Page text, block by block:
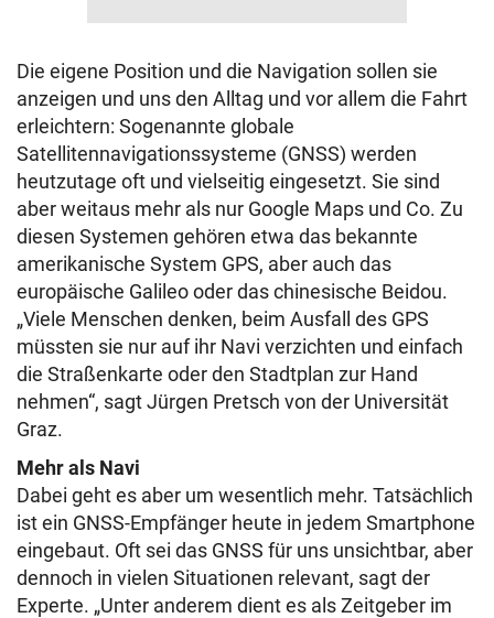
Die eigene Position und die Navigation sollen sie
anzeigen und uns den Alltag und vor allem die Fahrt
erleichtern: Sogenannte globale
Satellitennavigationssysteme (GNSS) werden
heutzutage oft und vielseitig eingesetzt. Sie sind
aber weitaus mehr als nur Google Maps und Co. Zu
diesen Systemen gehören etwa das bekannte
amerikanische System GPS, aber auch das
europäische Galileo oder das chinesische Beidou.
„Viele Menschen denken, beim Ausfall des GPS
müssten sie nur auf ihr Navi verzichten und einfach
die Straßenkarte oder den Stadtplan zur Hand
nehmen“, sagt Jürgen Pretsch von der Universität
Graz.
Mehr als Navi
Dabei geht es aber um wesentlich mehr. Tatsächlich
ist ein GNSS-Empfänger heute in jedem Smartphone
eingebaut. Oft sei das GNSS für uns unsichtbar, aber
dennoch in vielen Situationen relevant, sagt der
Experte. „Unter anderem dient es als Zeitgeber im